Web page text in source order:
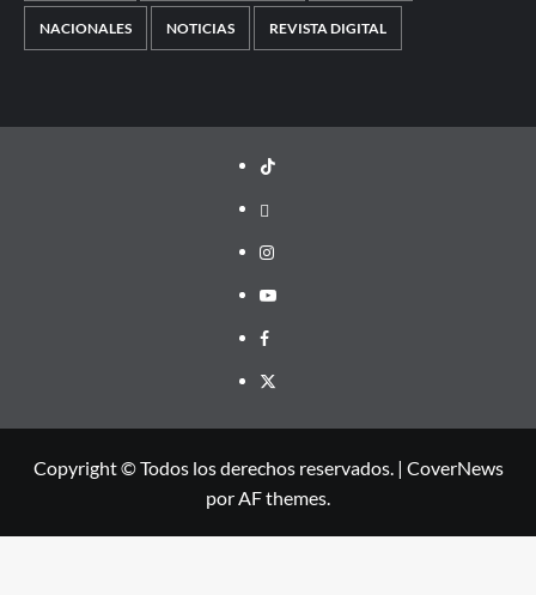
NACIONALES NOTICIAS REVISTA DIGITAL
TikTok
threads
Instagram
Youtube
Facebook
X
Copyright © Todos los derechos reservados. | CoverNews
por AF themes.